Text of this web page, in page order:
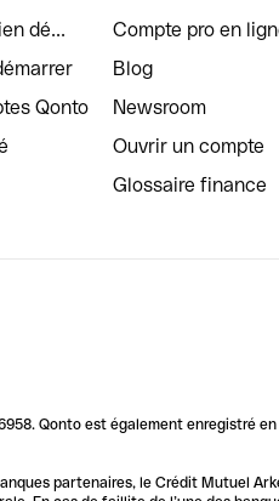
dé...
Qonto
Compte pro en
Blog
Newsroom
Ouvrir un compte
Glossaire finance
Qonto est également enregistré
partenaires, le Crédit Mutuel